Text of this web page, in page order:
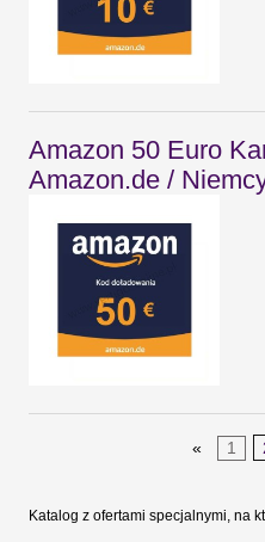
Amazon 50 Euro
Amazon.de /
« 1
Katalog z ofertami specjalnymi, na